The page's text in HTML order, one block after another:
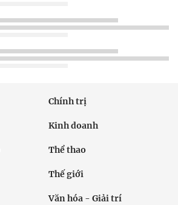
Chính trị
Kinh doanh
Thể thao
Thế giới
Văn hóa - Giải trí